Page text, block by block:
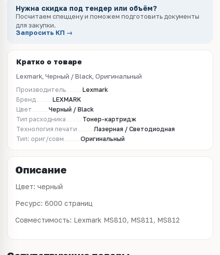
Нужна скидка под тендер или объём?
Посчитаем спеццену и поможем подготовить документы
для закупки.
Запросить КП →
Кратко о товаре
Lexmark, Черный / Black, Оригинальный
Производитель
Lexmark
Бренд
LEXMARK
Цвет
Черный / Black
Тип расходника
Тонер-картридж
Технология печати
Лазерная / Светодиодная
Тип: ориг/совм
Оригинальный
Описание
Цвет: черный
Ресурс: 6000 страниц
Совместимость: Lexmark MS810, MS811, MS812